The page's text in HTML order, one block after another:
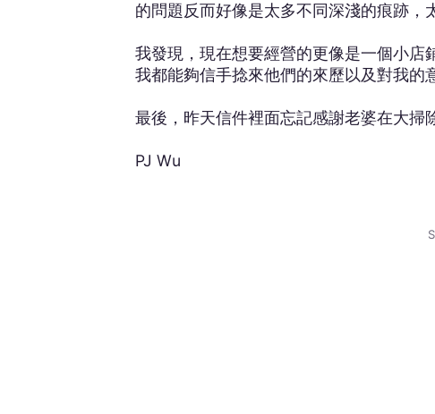
的問題反而好像是太多不同深淺的痕跡，
我發現，現在想要經營的更像是一個小店
我都能夠信手捻來他們的來歷以及對我的
最後，昨天信件裡面忘記感謝老婆在大
PJ Wu